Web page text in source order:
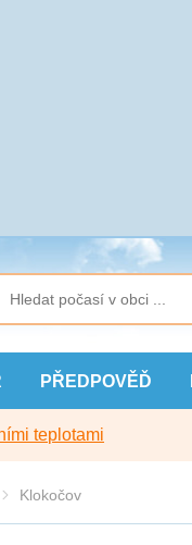
PŘEDPOVĚĎ
teplotami
Klokočov